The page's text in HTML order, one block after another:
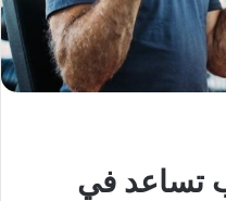
تساعد في